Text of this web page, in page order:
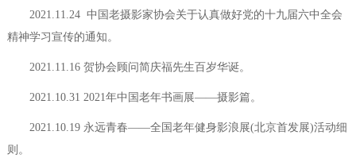
2021.11.24 中国老摄影家协会关于认真做好党的十九届六中全会
精神学习宣传的通知。
2021.11.16 贺协会顾问简庆福先生百岁华诞。
2021.10.31 2021年中国老年书画展——摄影篇。
2021.10.19 永远青春——全国老年健身影浪展(北京首发展)活动细
则。